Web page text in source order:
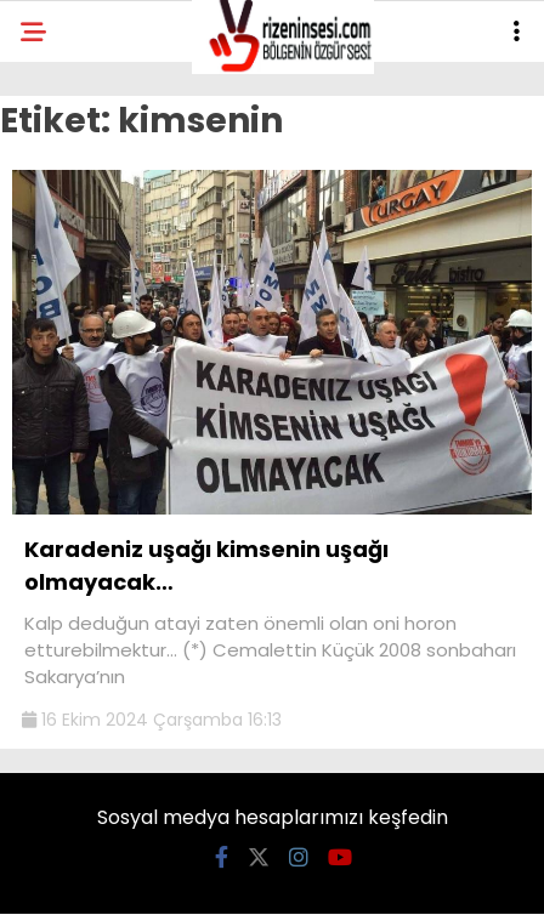
Etiket: kimsenin
Karadeniz uşağı kimsenin uşağı
olmayacak…
Kalp deduğun atayi zaten önemli olan oni horon
etturebilmektur… (*) Cemalettin Küçük 2008 sonbaharı
Sakarya’nın
16 Ekim 2024 Çarşamba 16:13
Sosyal medya hesaplarımızı keşfedin